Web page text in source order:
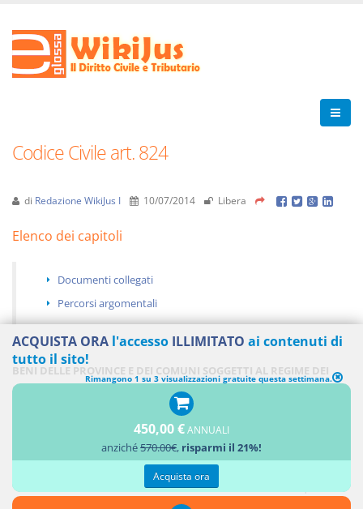
Codice Civile art. 824
di Redazione WikiJus I 10/07/2014 Libera
Elenco dei capitoli
Documenti collegati
Percorsi argomentali
BENI DELLE PROVINCE E DEI COMUNI SOGGETTI AL REGIME DEI
BENI DEMANIALI
ACQUISTA ORA l'accesso ILLIMITATO ai contenuti di
tutto il sito!
Rimangono 1 su 3 visualizzazioni gratuite questa settimana.
450,00 €ANNUALI
anziché570.00€, risparmi il 21%!
Acquista ora